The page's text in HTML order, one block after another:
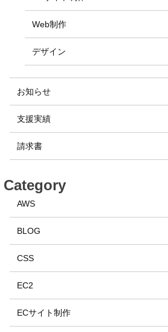
Web制作
デザイン
お知らせ
支援実績
請求書
Category
AWS
BLOG
CSS
EC2
ECサイト制作